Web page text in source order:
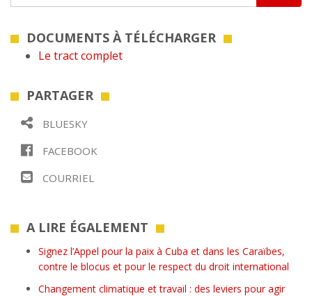
DOCUMENTS À TÉLÉCHARGER
Le tract complet
PARTAGER
BLUESKY
FACEBOOK
COURRIEL
A LIRE ÉGALEMENT
Signez l’Appel pour la paix à Cuba et dans les Caraïbes,
contre le blocus et pour le respect du droit international
Changement climatique et travail : des leviers pour agir